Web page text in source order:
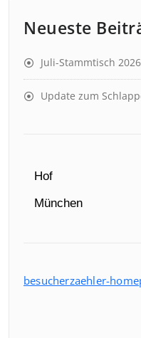
Neueste
Juli-Stammtisch 2026
Update zum
Hof
München
besucherzaehler-